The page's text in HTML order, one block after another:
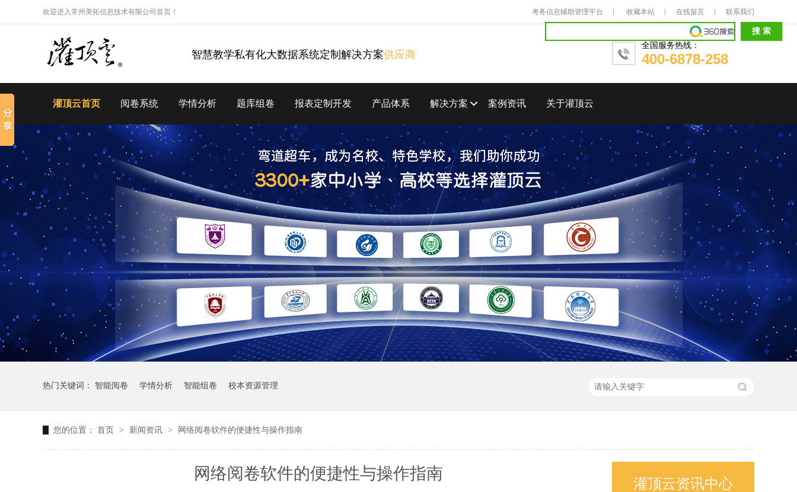
考务信息辅助管理平台 收藏本站 在线留言 联系我们
欢迎进入常州美拓信息技术有限公司首页！
智慧教学私有化大数据系统定制解决方案供应商
全国服务热线：
400-6878-258
灌顶云首页 阅卷系统 学情分析 题库组卷 报表定制开发 产品体系 解决方案 案例资讯 关于灌顶云
热门关键词： 智能阅卷 学情分析 智能组卷 校本资源管理
您的位置： 首页 > 新闻资讯 > 网络阅卷软件的便捷性与操作指南
网络阅卷软件的便捷性与操作指南
灌顶云资讯中心